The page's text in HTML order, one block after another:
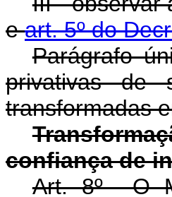
eart. 5º do
Parágrafo
privativas de
transformadas
confiança de
Art. 8º O